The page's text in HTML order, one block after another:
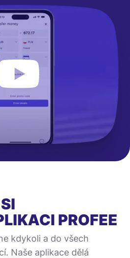
PROFEE
kdykoli a do všech
Naše aplikace dělá